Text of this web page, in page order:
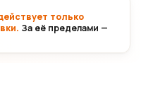
только
За её пределами —